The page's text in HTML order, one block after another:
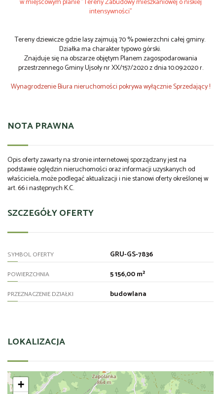
intensywności"
Tereny dziewicze gdzie lasy zajmują 70 % powierzchni całej gminy.
Działka ma charakter typowo górski.
Znajduje się na obszarze objętym Planem zagospodarowania
przestrzennego Gminy Ujsoły nr XX/157/2020 z dnia 10.09.2020 r.
Wynagrodzenie Biura nieruchomości pokrywa wyłącznie Sprzedający !
NOTA PRAWNA
Opis oferty zawarty na stronie internetowej sporządzany jest na
podstawie oględzin nieruchomości oraz informacji uzyskanych od
właściciela, może podlegać aktualizacji i nie stanowi oferty określonej w
art. 66 i następnych K.C.
SZCZEGÓŁY OFERTY
SYMBOL OFERTY GRU-GS-7836
POWIERZCHNIA 5 156,00 m²
PRZEZNACZENIE DZIAŁKI budowlana
LOKALIZACJA
+